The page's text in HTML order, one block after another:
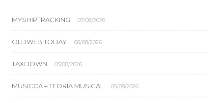
MYSHIPTRACKING 07/08/2026
OLDWEB.TODAY 06/08/2026
TAXDOWN 05/08/2026
MUSICCA – TEORÍA MUSICAL 05/08/2026